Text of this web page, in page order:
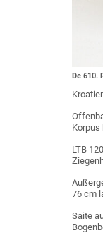
De 610.
LTB
76 cm
Saite